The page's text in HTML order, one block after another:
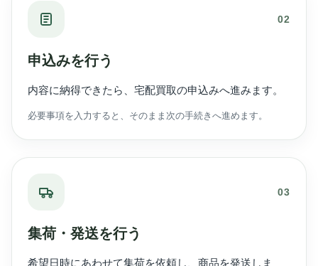
02
申込みを行う
内容に納得できたら、宅配買取の申込みへ進みます。
必要事項を入力すると、そのまま次の手続きへ進めます。
03
集荷・発送を行う
希望日時にあわせて集荷を依頼し、商品を発送しま